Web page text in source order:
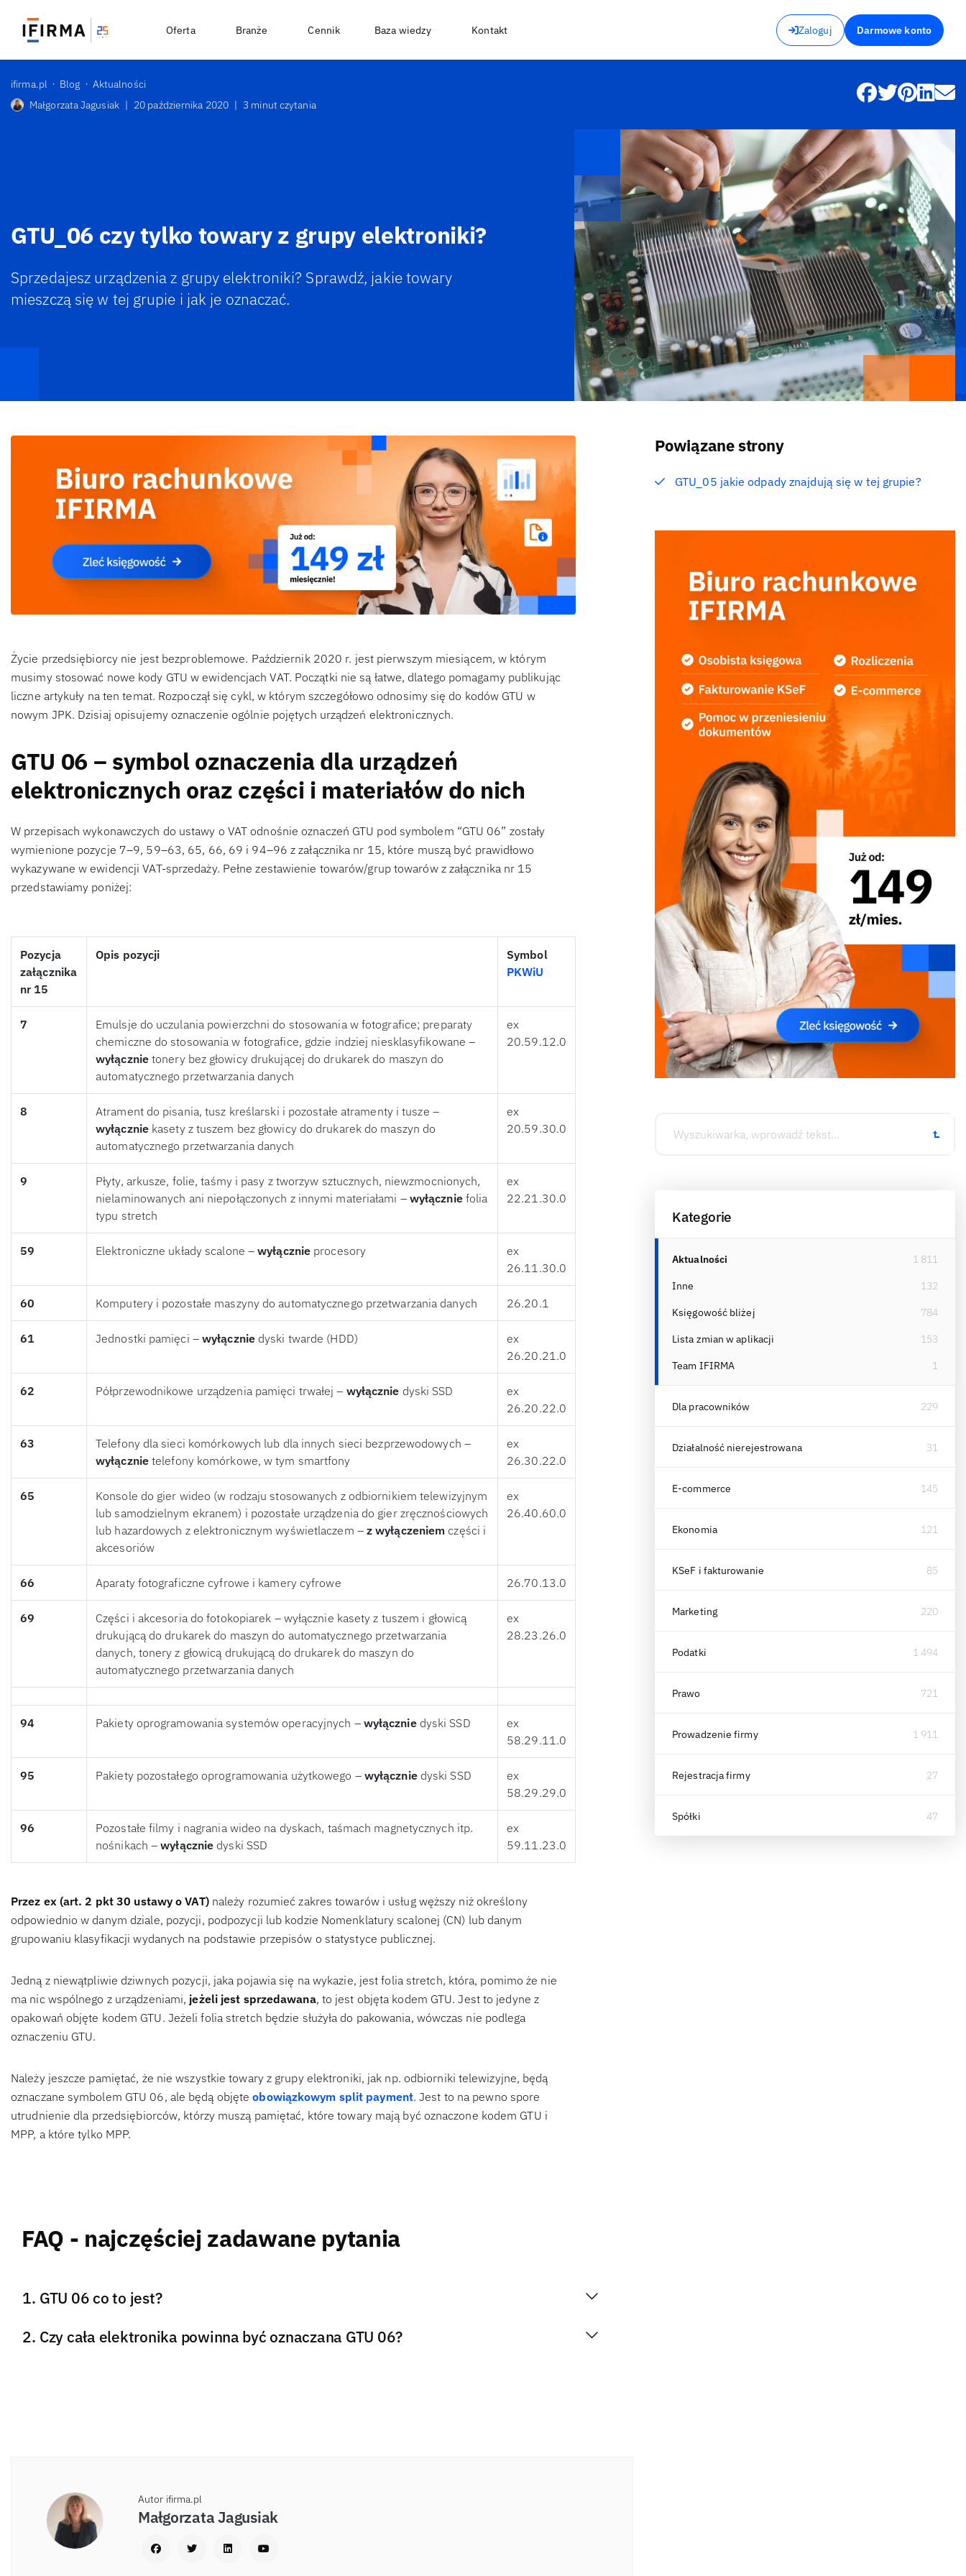
Zaloguj Darmowe konto
Oferta Branże Cennik Baza wiedzy Kontakt
ifirma.pl Blog
Aktualności
Małgorzata Jagusiak | 20 października 2020 | 3 minut czytania
GTU_06 czy tylko towary z grupy elektroniki?
Sprzedajesz urządzenia z grupy elektroniki? Sprawdź, jakie towary
mieszczą się w tej grupie i jak je oznaczać.
Życie przedsiębiorcy nie jest bezproblemowe. Październik 2020 r. jest pierwszym miesiącem, w którym
musimy stosować nowe kody GTU w ewidencjach VAT. Początki nie są łatwe, dlatego pomagamy publikując
liczne artykuły na ten temat. Rozpoczął się cykl, w którym szczegółowo odnosimy się do kodów GTU w
nowym JPK. Dzisiaj opisujemy oznaczenie ogólnie pojętych urządzeń elektronicznych.
GTU 06 – symbol oznaczenia dla urządzeń
elektronicznych oraz części i materiałów do nich
W przepisach wykonawczych do ustawy o VAT odnośnie oznaczeń GTU pod symbolem “GTU 06” zostały
wymienione pozycje 7–9, 59–63, 65, 66, 69 i 94–96 z załącznika nr 15, które muszą być prawidłowo
wykazywane w ewidencji VAT-sprzedaży. Pełne zestawienie towarów/grup towarów z załącznika nr 15
przedstawiamy poniżej:
Pozycja
załącznika
nr 15
Opis pozycji
Symbol
PKWiU
7
Emulsje do uczulania powierzchni do stosowania w fotografice; preparaty
chemiczne do stosowania w fotografice, gdzie indziej niesklasyfikowane –
wyłącznie tonery bez głowicy drukującej do drukarek do maszyn do
automatycznego przetwarzania danych
ex
20.59.12.0
8
Atrament do pisania, tusz kreślarski i pozostałe atramenty i tusze –
wyłącznie kasety z tuszem bez głowicy do drukarek do maszyn do
automatycznego przetwarzania danych
ex
20.59.30.0
9
Płyty, arkusze, folie, taśmy i pasy z tworzyw sztucznych, niewzmocnionych,
nielaminowanych ani niepołączonych z innymi materiałami –wyłączniefolia
typu stretch
ex
22.21.30.0
59 Elektroniczne układy scalone – wyłącznie procesory
ex
26.11.30.0
60 Komputery i pozostałe maszyny do automatycznego przetwarzania danych 26.20.1
61 Jednostki pamięci –wyłączniedyski twarde (HDD)
ex
26.20.21.0
62 Półprzewodnikowe urządzenia pamięci trwałej – wyłącznie dyski SSD
ex
26.20.22.0
63
Telefony dla sieci komórkowych lub dla innych sieci bezprzewodowych –
wyłącznietelefony komórkowe, w tym smartfony
ex
26.30.22.0
65
Konsole do gier wideo (w rodzaju stosowanych z odbiornikiem telewizyjnym
lub samodzielnym ekranem) i pozostałe urządzenia do gier zręcznościowych
lub hazardowych z elektronicznym wyświetlaczem – z wyłączeniemczęści i
akcesoriów
ex
26.40.60.0
66 Aparaty fotograficzne cyfrowe i kamery cyfrowe 26.70.13.0
69
Części i akcesoria do fotokopiarek – wyłącznie kasety z tuszem i głowicą
drukującą do drukarek do maszyn do automatycznego przetwarzania
danych, tonery z głowicą drukującą do drukarek do maszyn do
automatycznego przetwarzania danych
ex
28.23.26.0
94 Pakiety oprogramowania systemów operacyjnych – wyłączniedyski SSD
ex
58.29.11.0
95 Pakiety pozostałego oprogramowania użytkowego – wyłącznie dyski SSD
ex
58.29.29.0
96
Pozostałe filmy i nagrania wideo na dyskach, taśmach magnetycznych itp.
nośnikach –wyłącznie dyski SSD
ex
59.11.23.0
Przez ex (art. 2 pkt 30 ustawy o VAT)należy rozumieć zakres towarów i usług węższy niż określony
odpowiednio w danym dziale, pozycji, podpozycji lub kodzie Nomenklatury scalonej (CN) lub danym
grupowaniu klasyfikacji wydanych na podstawie przepisów o statystyce publicznej.
Jedną z niewątpliwie dziwnych pozycji, jaka pojawia się na wykazie, jest folia stretch, która, pomimo że nie
ma nic wspólnego z urządzeniami, jeżeli jest sprzedawana, to jest objęta kodem GTU. Jest to jedyne z
opakowań objęte kodem GTU. Jeżeli folia stretch będzie służyła do pakowania, wówczas nie podlega
oznaczeniu GTU.
Należy jeszcze pamiętać, że nie wszystkie towary z grupy elektroniki, jak np. odbiorniki telewizyjne, będą
oznaczane symbolem GTU 06, ale będą objęteobowiązkowym split payment. Jest to na pewno spore
utrudnienie dla przedsiębiorców, którzy muszą pamiętać, które towary mają być oznaczone kodem GTU i
MPP, a które tylko MPP.
FAQ - najczęściej zadawane pytania
GTU 06 co to jest?
Czy cała elektronika powinna być oznaczana GTU 06?
Autor ifirma.pl
Małgorzata Jagusiak
Powiązane strony
GTU_05 jakie odpady znajdują się w tej grupie?
Kategorie
Aktualności 1 811
Inne 132
Księgowość bliżej 784
Lista zmian w aplikacji 153
Team IFIRMA 1
Dla pracowników 229
Działalność nierejestrowana 31
E-commerce 145
Ekonomia 121
KSeF i fakturowanie 85
Marketing 220
Podatki 1 494
Prawo 721
Prowadzenie firmy 1 911
Rejestracja firmy 27
Spółki 47